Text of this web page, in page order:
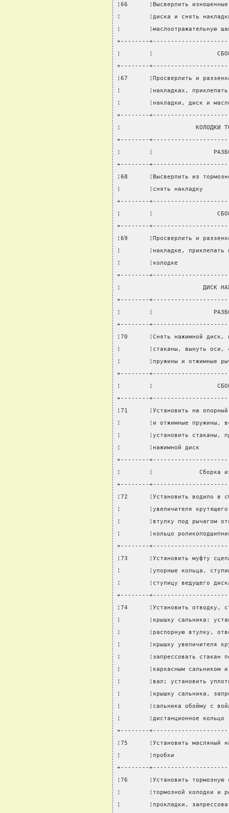
¦66      ¦Высверлить
¦        ¦диска и снять
¦
+--------
¦        ¦
+--------
¦67      ¦Просверлить и
¦        ¦накладках,
¦        ¦накладки, диск и
+--------
¦                     КОЛОДКИ
+--------
¦        ¦
+--------
¦68      ¦Высверлить из
¦        ¦снять
+--------
¦        ¦
+--------
¦69      ¦Просверлить и
¦        ¦накладке,
¦        ¦колодке
+--------
¦                       ДИСК
+--------
¦        ¦
+--------
¦70      ¦Снять нажимной
¦        ¦стаканы, вынуть
¦        ¦пружины и отжимные
+--------
¦        ¦
+--------
¦71      ¦Установить на
¦        ¦и отжимные
¦        ¦установить
¦        ¦нажимной диск
+--------
¦        ¦             Сборка
+--------
¦72      ¦Установить водило
¦        ¦увеличителя
¦        ¦втулку под рычагом
¦        ¦кольцо
+--------
¦73      ¦Установить муфту
¦        ¦упорные кольца,
¦        ¦ступицу
+--------
¦74      ¦Установить отводку,
¦        ¦крышку сальника:
¦        ¦распорную втулку,
¦        ¦крышку
¦        ¦запрессовать
¦        ¦каркасным
¦        ¦вал; установить
¦        ¦крышку сальника,
¦        ¦сальника обойму с
¦        ¦дистанционное
+--------
¦75      ¦Установить
¦        ¦пробки
+--------
¦76      ¦Установить
¦        ¦тормозной колодки
¦        ¦прокладки,